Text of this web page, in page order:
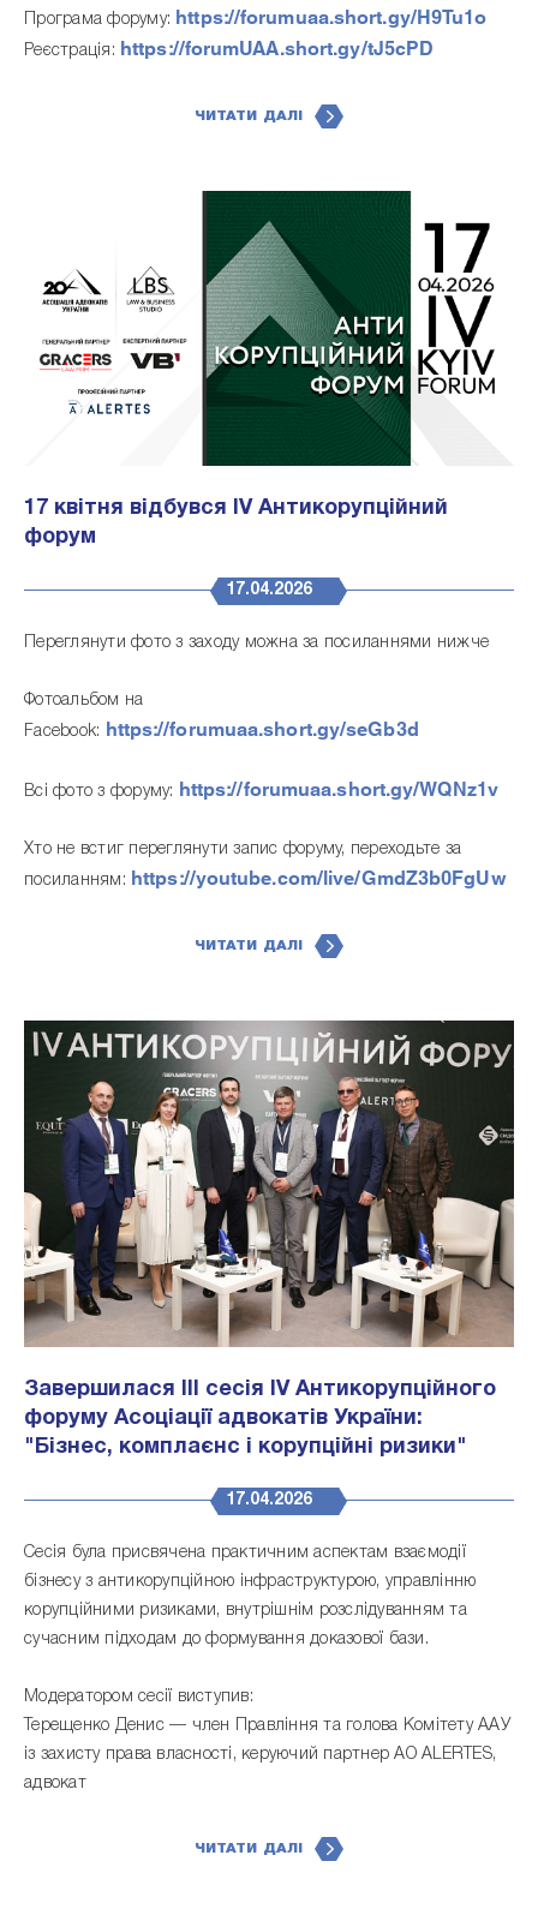
Програма форуму: https://forumuaa.short.gy/H9Tu1o
Реєстрація: https://forumUAA.short.gy/tJ5cPD
ЧИТАТИ ДАЛІ
17 квітня відбувся ІV Антикорупційний
форум
17.04.2026
Переглянути фото з заходу можна за посиланнями нижче
Фотоальбом на
Facebook: https://forumuaa.short.gy/seGb3d
Всі фото з форуму: https://forumuaa.short.gy/WQNz1v
Хто не встиг переглянути запис форуму, переходьте за
посиланням: https://youtube.com/live/GmdZ3b0FgUw
ЧИТАТИ ДАЛІ
Завершилася ІІІ сесія IV Антикорупційного
форуму Асоціації адвокатів України:
"Бізнес, комплаєнс і корупційні ризики"
17.04.2026
Сесія була присвячена практичним аспектам взаємодії
бізнесу з антикорупційною інфраструктурою, управлінню
корупційними ризиками, внутрішнім розслідуванням та
сучасним підходам до формування доказової бази.
Модератором сесії виступив:
Терещенко Денис — член Правління та голова Комітету ААУ
із захисту права власності, керуючий партнер АО ALERTES,
адвокат
ЧИТАТИ ДАЛІ